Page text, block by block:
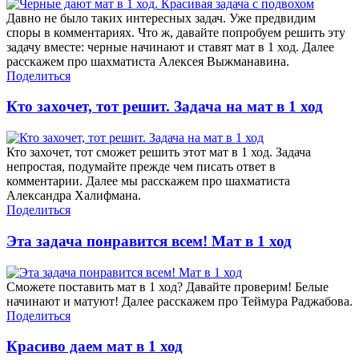
Давно не было таких интересных задач. Уже предвидим
споры в комментариях. Что ж, давайте попробуем решить эту
задачу вместе: черные начинают и ставят мат в 1 ход. Далее
расскажем про шахматиста Алексея Выжманавина.
Поделиться
Кто захочет, тот решит. Задача на мат в 1 ход
Кто захочет, тот сможет решить этот мат в 1 ход. Задача
непростая, подумайте прежде чем писать ответ в
комментарии. Далее мы расскажем про шахматиста
Александра Халифмана.
Поделиться
Эта задача понравится всем! Мат в 1 ход
Сможете поставить мат в 1 ход? Давайте проверим! Белые
начинают и матуют! Далее расскажем про Теймура Раджабова.
Поделиться
Красиво даем мат в 1 ход